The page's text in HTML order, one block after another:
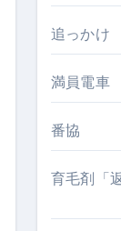
選び方・洗い方
室に最適解を
幹”を育てる選
現する究極の旅
追っかけ
満員電車
番協
育毛剤「